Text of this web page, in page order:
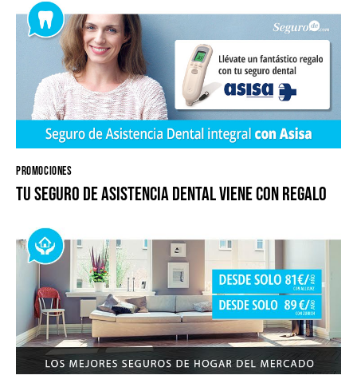
PROMOCIONES
Tu seguro de Asistencia Dental viene con regalo